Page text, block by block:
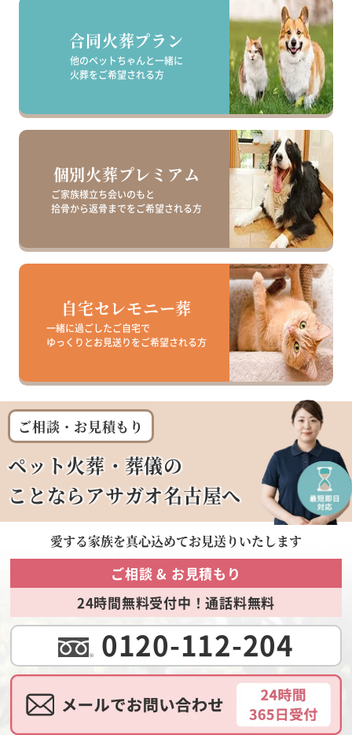
合同火葬プラン
他のペットちゃんと一緒に
火葬をご希望される方
個別火葬プレミアム
ご家族様立ち会いのもと
拾骨から返骨までをご希望される方
自宅セレモニー葬
一緒に過ごしたご自宅で
ゆっくりとお見送りをご希望される方
ご相談・お見積もり
ペット火葬・葬儀の
ことならアサガオ名古屋へ
愛する家族を真心込めてお見送りいたします
ご相談 & お見積もり
24時間無料受付中！通話料無料
0120-112-204